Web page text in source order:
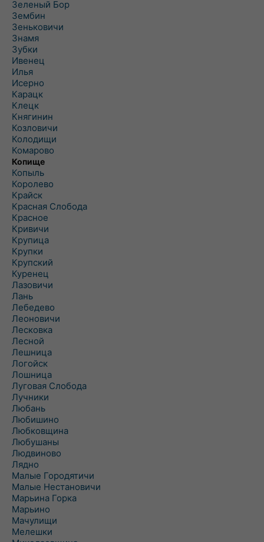
Зеленый Бор
Зембин
Зеньковичи
Знамя
Зубки
Ивенец
Илья
Исерно
Карацк
Клецк
Княгинин
Козловичи
Колодищи
Комарово
Копище
Копыль
Королево
Крайск
Красная Слобода
Красное
Кривичи
Крупица
Крупки
Крупский
Куренец
Лазовичи
Лань
Лебедево
Леоновичи
Лесковка
Лесной
Лешница
Логойск
Лошница
Луговая Слобода
Лучники
Любань
Любишино
Любковщина
Любушаны
Людвиново
Лядно
Малые Городятичи
Малые Нестановичи
Марьина Горка
Марьино
Мачулищи
Мелешки